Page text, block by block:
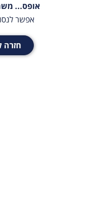
אופס...
אפשר
חזרה